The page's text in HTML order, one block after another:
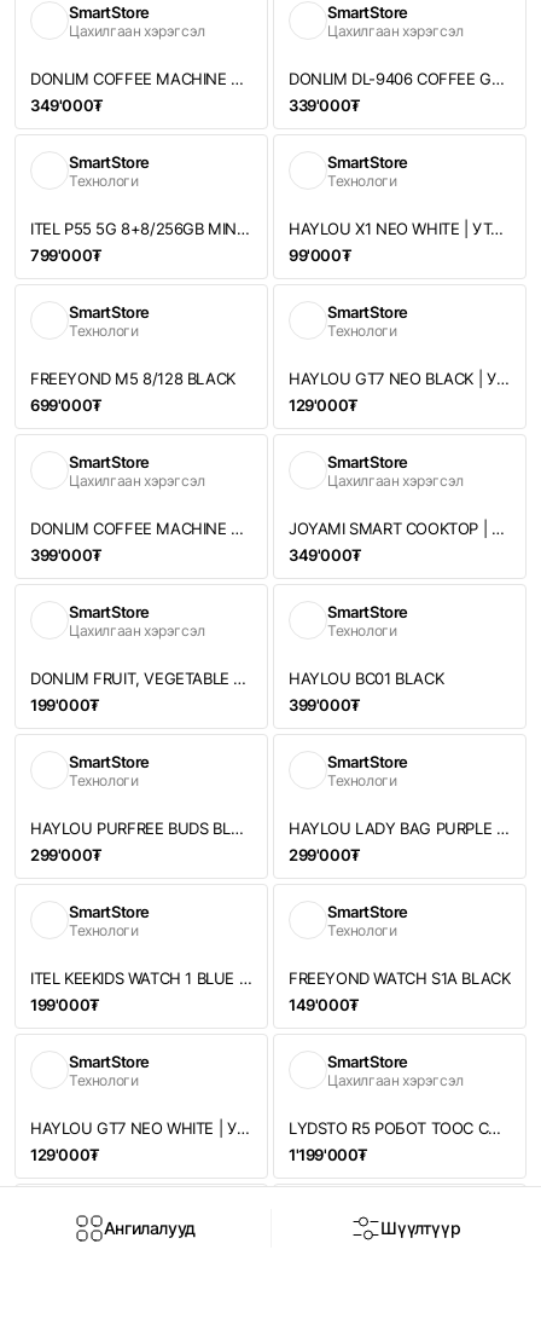
SmartStore
Цахилгаан хэрэгсэл
DONLIM COFFEE MACHINE DL-KF5400 | КОФЕ ЧАНАГЧ
349'000₮
SmartStore
Цахилгаан хэрэгсэл
DONLIM DL-9406 COFFEE GRINDER
339'000₮
SmartStore
Технологи
ITEL P55 5G 8+8/256GB MINT GREEN
799'000₮
SmartStore
Технологи
HAYLOU X1 NEO WHITE | УТАСГҮЙ ЧИХЭВЧ
99'000₮
SmartStore
Технологи
FREEYOND M5 8/128 BLACK
699'000₮
SmartStore
Технологи
HAYLOU GT7 NEO BLACK | УТАСГҮЙ ЧИХЭВЧ
129'000₮
SmartStore
Цахилгаан хэрэгсэл
DONLIM COFFEE MACHINE DL-6400 | КОФЕ ЧАНАГЧ
399'000₮
SmartStore
Цахилгаан хэрэгсэл
JOYAMI SMART COOKTOP | УХААЛАГ ИНДУКЦ ПЛИТК
349'000₮
SmartStore
Цахилгаан хэрэгсэл
DONLIM FRUIT, VEGETABLE PURIFIER DL-001 | ЖИМС НОГОО АРИУТГАГЧ
199'000₮
SmartStore
Технологи
HAYLOU BC01 BLACK
399'000₮
SmartStore
Технологи
HAYLOU PURFREE BUDS BLACK OW01 | УТАСГҮЙ ЧИХЭВЧ
299'000₮
SmartStore
Технологи
HAYLOU LADY BAG PURPLE | УТАСГҮЙ ЧИХЭВЧ
299'000₮
SmartStore
Технологи
ITEL KEEKIDS WATCH 1 BLUE | ХҮҮХДИЙН УХААЛАГ ЦАГ
199'000₮
SmartStore
Технологи
FREEYOND WATCH S1A BLACK
149'000₮
SmartStore
Технологи
HAYLOU GT7 NEO WHITE | УТАСГҮЙ ЧИХЭВЧ
129'000₮
SmartStore
Цахилгаан хэрэгсэл
LYDSTO R5 РОБОТ ТООС СОРОГЧ
1'199'000₮
SmartStore
Цахилгаан хэрэгсэл Технологи
Ангилалууд Шүүлтүүр
Чат